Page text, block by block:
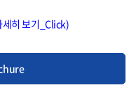
히 보기_Click)